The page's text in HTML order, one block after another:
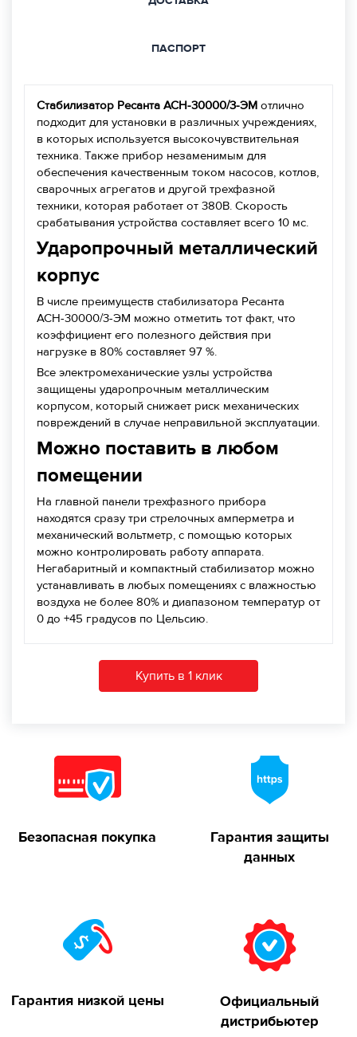
ПАСПОРТ
Стабилизатор Ресанта АСН-30000/3-ЭМ отлично
подходит для установки в различных учреждениях,
в которых используется высокочувствительная
техника. Также прибор незаменимым для
обеспечения качественным током насосов, котлов,
сварочных агрегатов и другой трехфазной
техники, которая работает от 380В. Скорость
срабатывания устройства составляет всего 10 мс.
Ударопрочный металлический
корпус
В числе преимуществ стабилизатора Ресанта
АСН-30000/3-ЭМ можно отметить тот факт, что
коэффициент его полезного действия при
нагрузке в 80% составляет 97 %.
Все электромеханические узлы устройства
защищены ударопрочным металлическим
корпусом, который снижает риск механических
повреждений в случае неправильной эксплуатации.
Можно поставить в любом
помещении
На главной панели трехфазного прибора
находятся сразу три стрелочных амперметра и
механический вольтметр, с помощью которых
можно контролировать работу аппарата.
Негабаритный и компактный стабилизатор можно
устанавливать в любых помещениях с влажностью
воздуха не более 80% и диапазоном температур от
0 до +45 градусов по Цельсию.
Купить в 1 клик
Безопасная покупка
Гарантия защиты
данных
Гарантия низкой цены
Официальный
дистрибьютер